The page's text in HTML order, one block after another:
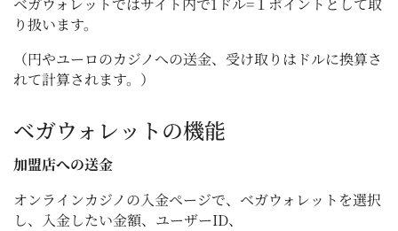
り扱います。
（円やユーロのカジノへの送金、受け取りはドルに換算さ
れて計算されます。）
ベガウォレットの機能
加盟店への送金
オンラインカジノの入金ページで、ベガウォレットを選択
し、入金したい金額、ユーザーID、